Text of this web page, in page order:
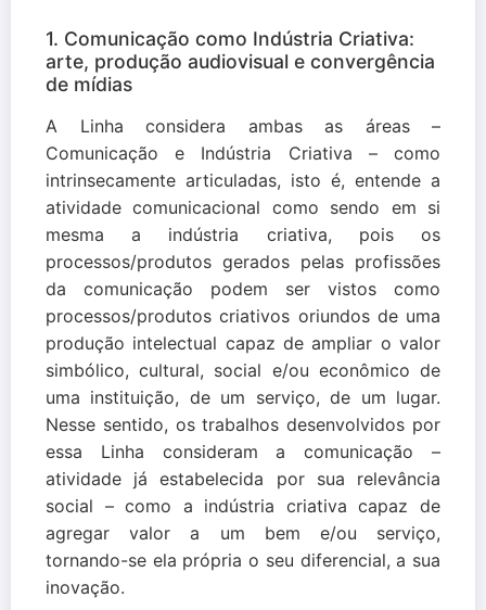
1. Comunicação como Indústria Criativa:
arte, produção audiovisual e convergência
de mídias
A Linha considera ambas as áreas –
Comunicação e Indústria Criativa – como
intrinsecamente articuladas, isto é, entende a
atividade comunicacional como sendo em si
mesma a indústria criativa, pois os
processos/produtos gerados pelas profissões
da comunicação podem ser vistos como
processos/produtos criativos oriundos de uma
produção intelectual capaz de ampliar o valor
simbólico, cultural, social e/ou econômico de
uma instituição, de um serviço, de um lugar.
Nesse sentido, os trabalhos desenvolvidos por
essa Linha consideram a comunicação –
atividade já estabelecida por sua relevância
social – como a indústria criativa capaz de
agregar valor a um bem e/ou serviço,
tornando-se ela própria o seu diferencial, a sua
inovação.